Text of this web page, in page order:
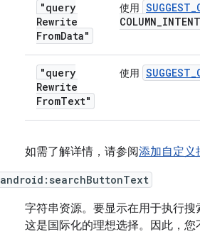
"query
Rewrite
FromData"
使用 SUGGEST_
COLUMN_INTENT
"query
Rewrite
FromText"
使用 SUGGEST_
如需了解详情，请参阅添加自定义
android:searchButtonText
字符串资源。 要显示在用于执行搜
这是国际化的理想选择。因此，